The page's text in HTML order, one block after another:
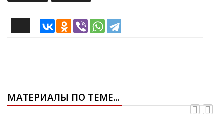
МАТЕРИАЛЫ ПО ТЕМЕ...